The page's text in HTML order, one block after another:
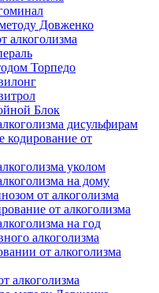
Довженко
алкоголизма
Торпедо
Блок
дисульфирам
кодирование от
уколом
на дому
от алкоголизма
от алкоголизма
на год
алкоголизма
от алкоголизма
алкоголизма